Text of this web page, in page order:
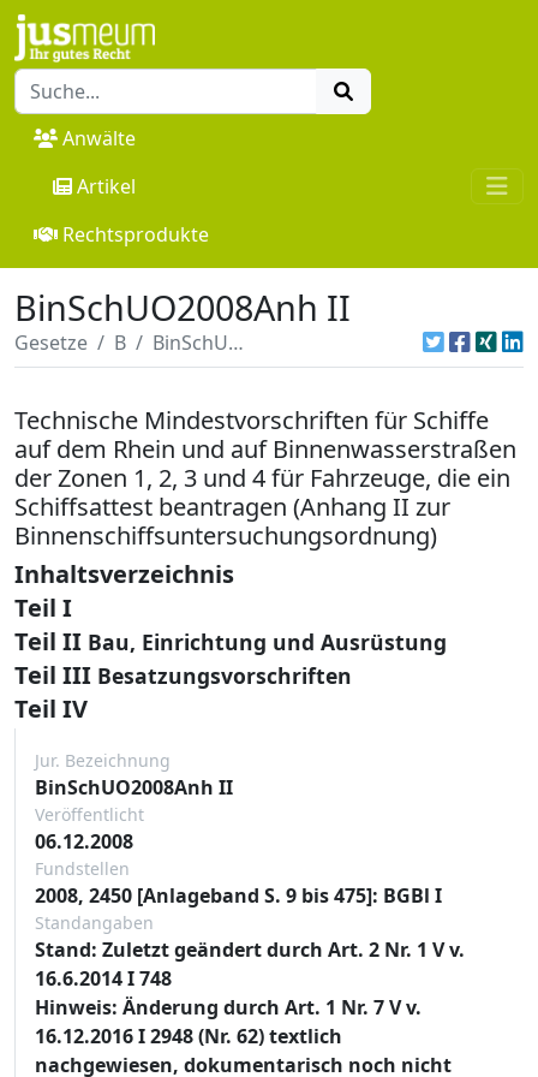
Anwälte
Artikel
Rechtsprodukte
BinSchUO2008Anh II
Gesetze B BinSchUO2008Anh II
Technische Mindestvorschriften für Schiffe
auf dem Rhein und auf Binnenwasserstraßen
der Zonen 1, 2, 3 und 4 für Fahrzeuge, die ein
Schiffsattest beantragen (Anhang II zur
Binnenschiffsuntersuchungsordnung)
Inhaltsverzeichnis
Teil I
Teil II Bau, Einrichtung und Ausrüstung
Teil III Besatzungsvorschriften
Teil IV
Jur. Bezeichnung
BinSchUO2008Anh II
Veröffentlicht
06.12.2008
Fundstellen
2008, 2450 [Anlageband S. 9 bis 475]: BGBl I
Standangaben
Stand: Zuletzt geändert durch Art. 2 Nr. 1 V v.
16.6.2014 I 748
Hinweis: Änderung durch Art. 1 Nr. 7 V v.
16.12.2016 I 2948 (Nr. 62) textlich
nachgewiesen, dokumentarisch noch nicht